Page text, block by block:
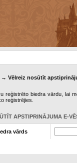
Vēlreiz nosūtīt
reģistrēto biedra vārdu, lai
reģistrējies.
APSTIPRINĀJUMA E-
vārds